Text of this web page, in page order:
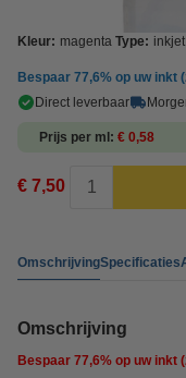
Kleur: magenta Type:
Bespaar 77,6% op uw inkt
Direct leverbaar
Prijs per ml € 0,58
€ 7,50
OmschrijvingSpecificaties
Omschrijving
Bespaar 77,6% op uw inkt